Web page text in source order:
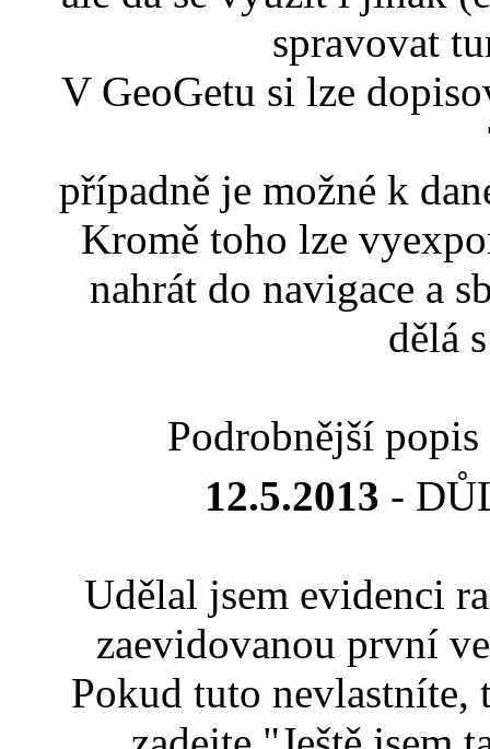
spravovat
V GeoGetu si lze
případně je možné k
Kromě toho lze
nahrát do navigace a
dělá
Podrobnější
12.5.2013 -
Udělal jsem evidenci
zaevidovanou první
Pokud tuto nevlastníte,